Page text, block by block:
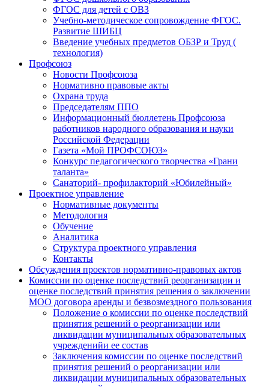
ФГОС для детей с ОВЗ
Учебно-методическое сопровождение ФГОС.
Развитие ШИБЦ
Введение учебных предметов ОБЗР и Труд (
технология)
Профсоюз
Новости Профсоюза
Нормативно правовые акты
Охрана труда
Председателям ППО
Информационный бюллетень Профсоюза
работников народного образования и науки
Российской Федерации
Газета «Мой ПРОФСОЮЗ»
Конкурс педагогического творчества «Грани
таланта»
Санаторий- профилакторий «Юбилейный»
Проектное управление
Нормативные документы
Методология
Обучение
Аналитика
Структура проектного управления
Контакты
Обсуждения проектов нормативно-правовых актов
Комиссии по оценке последствий реорганизации и
оценке последствий принятия решения о заключении
МОО договора аренды и безвозмездного пользования
Положение о комиссии по оценке последствий
принятия решений о реорганизации или
ликвидации муниципальных образовательных
учрежденийи ее состав
Заключения комиссии по оценке последствий
принятия решений о реорганизации или
ликвидации муниципальных образовательных